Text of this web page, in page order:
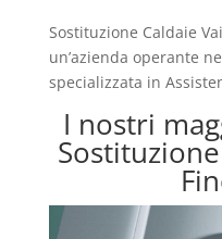
Sostituzione Caldaie
un’azienda operante
specializzata in
I nostri